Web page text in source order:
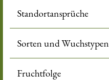
Standortansprüche
Sorten und Wuchstypen
Fruchtfolge